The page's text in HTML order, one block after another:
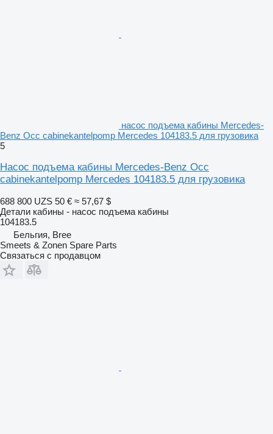
насос подъема кабины Mercedes-
Benz Occ cabinekantelpomp Mercedes 104183.5 для грузовика
5
Насос подъема кабины Mercedes-Benz Occ
cabinekantelpomp Mercedes 104183.5 для грузовика
688 800 UZS 50 € ≈ 57,67 $
Детали кабины - насос подъема кабины
104183.5
Бельгия, Bree
Smeets & Zonen Spare Parts
Связаться с продавцом